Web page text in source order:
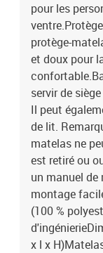
pour les
protège-
et doux pour
servir de
Il peut
de lit.
matelas ne
est retiré ou
un manuel
montage
(100 %
x l x